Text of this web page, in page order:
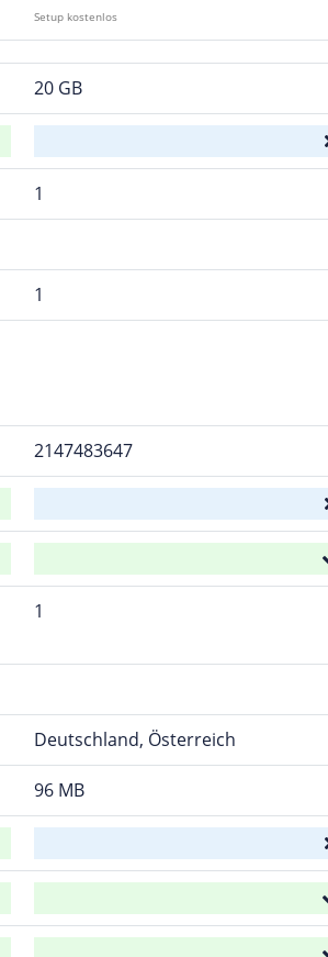
Setup kostenlos
20 GB
1
1
2147483647
1
Deutschland, Österreich
96 MB